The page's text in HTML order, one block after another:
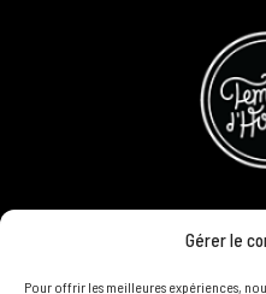
Gérer le
Pour offrir les meilleures expériences,
CONCOURS